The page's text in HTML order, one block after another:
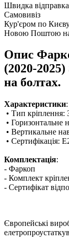
Швидка відправка
Самовивіз
Кур'єром по
Новою Поштою на
Опис
(2020-
на болтах.
Характеристики:
• Тип кріплення:
• Горизонтальне
• Вертикальне
• Сертифікація:
Комплектація:
- Фаркоп
- Комплект
- Сертифікат
Європейські